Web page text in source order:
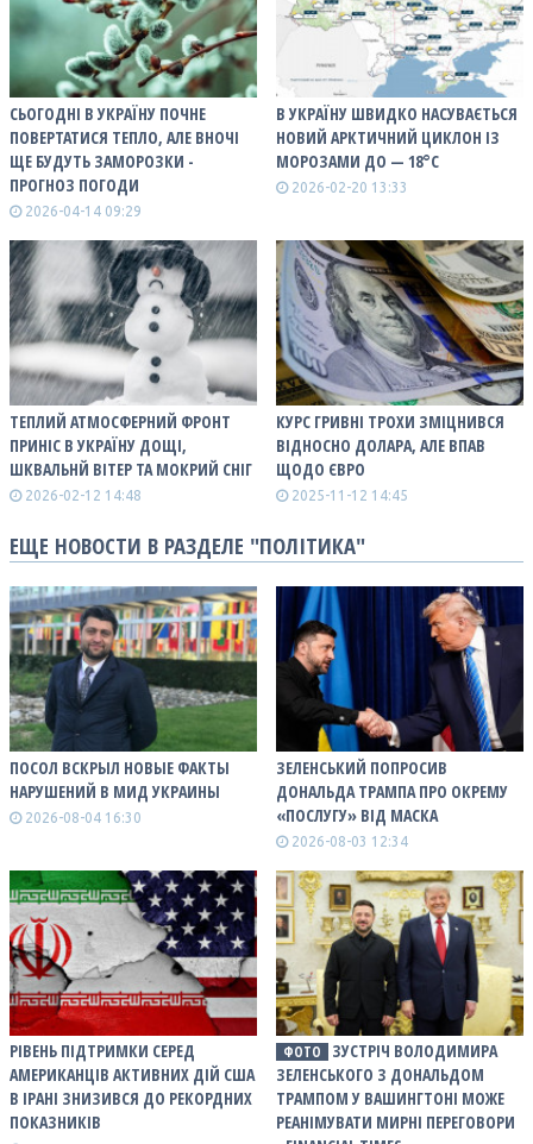
СЬОГОДНІ В УКРАЇНУ ПОЧНЕ
ПОВЕРТАТИСЯ ТЕПЛО, АЛЕ ВНОЧІ
ЩЕ БУДУТЬ ЗАМОРОЗКИ -
ПРОГНОЗ ПОГОДИ
2026-04-14 09:29
В УКРАЇНУ ШВИДКО НАСУВАЄТЬСЯ
НОВИЙ АРКТИЧНИЙ ЦИКЛОН ІЗ
МОРОЗАМИ ДО — 18°С
2026-02-20 13:33
ТЕПЛИЙ АТМОСФЕРНИЙ ФРОНТ
ПРИНІС В УКРАЇНУ ДОЩІ,
ШКВАЛЬНЙ ВІТЕР ТА МОКРИЙ СНІГ
2026-02-12 14:48
КУРС ГРИВНІ ТРОХИ ЗМІЦНИВСЯ
ВІДНОСНО ДОЛАРА, АЛЕ ВПАВ
ЩОДО ЄВРО
2025-11-12 14:45
ЕЩЕ НОВОСТИ В РАЗДЕЛЕ "ПОЛІТИКА"
ПОСОЛ ВСКРЫЛ НОВЫЕ ФАКТЫ
НАРУШЕНИЙ В МИД УКРАИНЫ
2026-08-04 16:30
ЗЕЛЕНСЬКИЙ ПОПРОСИВ
ДОНАЛЬДА ТРАМПА ПРО ОКРЕМУ
«ПОСЛУГУ» ВІД МАСКА
2026-08-03 12:34
РІВЕНЬ ПІДТРИМКИ СЕРЕД
АМЕРИКАНЦІВ АКТИВНИХ ДІЙ США
В ІРАНІ ЗНИЗИВСЯ ДО РЕКОРДНИХ
ПОКАЗНИКІВ
ФОТО
ЗУСТРІЧ ВОЛОДИМИРА
ЗЕЛЕНСЬКОГО З ДОНАЛЬДОМ
ТРАМПОМ У ВАШИНГТОНІ МОЖЕ
РЕАНІМУВАТИ МИРНІ ПЕРЕГОВОРИ